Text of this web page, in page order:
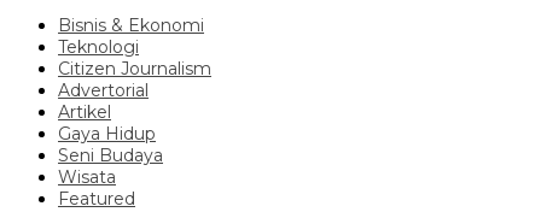
Bisnis & Ekonomi
Teknologi
Citizen Journalism
Advertorial
Artikel
Gaya Hidup
Seni Budaya
Wisata
Featured